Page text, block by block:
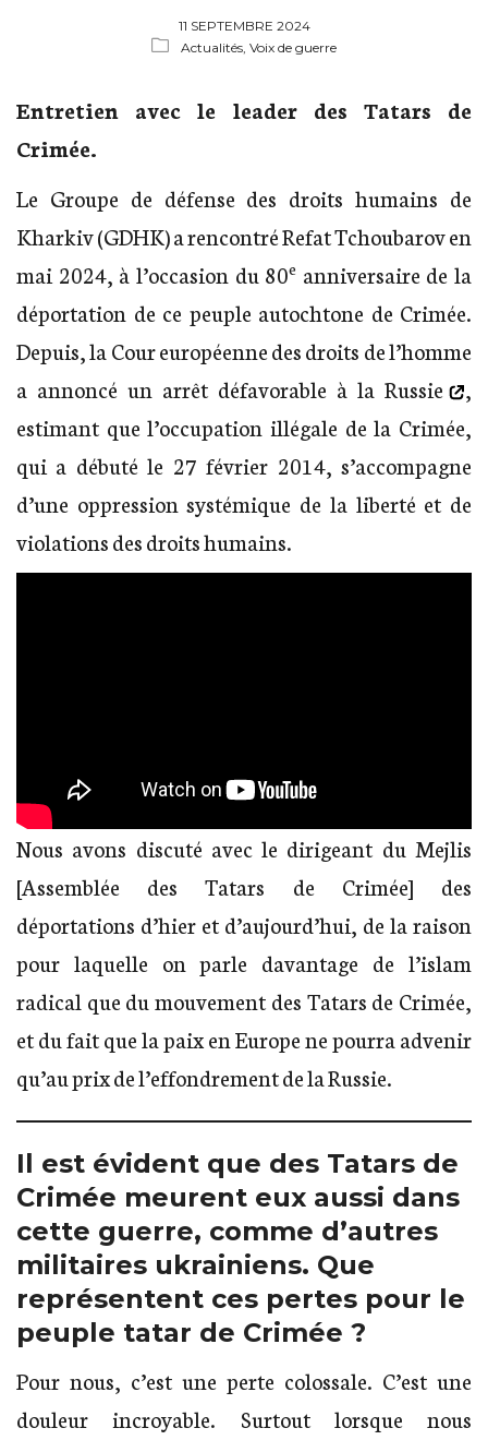
11 SEPTEMBRE 2024
Actualités, Voix de guerre
Entretien avec le leader des Tatars de
Crimée.
Le Groupe de défense des droits humains de
Kharkiv (GDHK) a rencontré Refat Tchoubarov en
mai 2024, à l’occasion du 80e anniversaire de la
déportation de ce peuple autochtone de Crimée.
Depuis, la Cour européenne des droits de l’homme
a annoncé un arrêt défavorable à la Russie
,
estimant que l’occupation illégale de la Crimée,
qui a débuté le 27 février 2014, s’accompagne
d’une oppression systémique de la liberté et de
violations des droits humains.
Nous avons discuté avec le dirigeant du Mejlis
[Assemblée des Tatars de Crimée] des
déportations d’hier et d’aujourd’hui, de la raison
pour laquelle on parle davantage de l’islam
radical que du mouvement des Tatars de Crimée,
et du fait que la paix en Europe ne pourra advenir
qu’au prix de l’effondrement de la Russie.
Il est évident que des Tatars de
Crimée meurent eux aussi dans
cette guerre, comme d’autres
militaires ukrainiens. Que
représentent ces pertes pour le
peuple tatar de Crimée ?
Pour nous, c’est une perte colossale. C’est une
douleur incroyable. Surtout lorsque nous